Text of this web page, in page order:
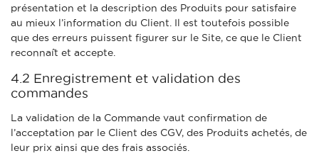
présentation et la description des Produits pour satisfaire
au mieux l’information du Client. Il est toutefois possible
que des erreurs puissent figurer sur le Site, ce que le Client
reconnaît et accepte.
4.2 Enregistrement et validation des
commandes
La validation de la Commande vaut confirmation de
l’acceptation par le Client des CGV, des Produits achetés, de
leur prix ainsi que des frais associés.